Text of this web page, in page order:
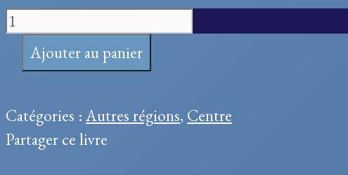
quantité
Histoire
Blois
Ajouter au panier
Catégories : Autres régions, Centre
Partager ce livre